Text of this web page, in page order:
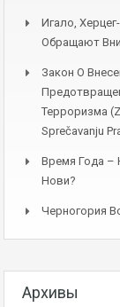
Игало,
Обращают
Закон О
Терроризма
Sprečavanju
Время Года –
Нови?
Черногория
Архивы